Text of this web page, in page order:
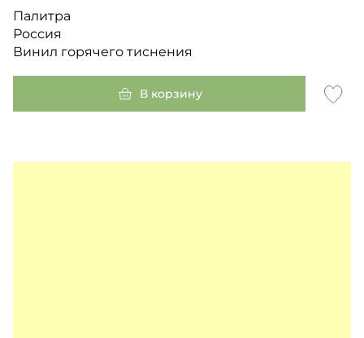
Палитра
Россия
Винил горячего тиснения
В корзину